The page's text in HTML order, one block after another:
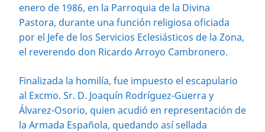
enero de 1986, en la Parroquia de la Divina
Pastora, durante una función religiosa oficiada
por el Jefe de los Servicios Eclesiásticos de la Zona,
el reverendo don Ricardo Arroyo Cambronero.
Finalizada la homilía, fue impuesto el escapulario
al Excmo. Sr. D. Joaquín Rodríguez-Guerra y
Álvarez-Osorio, quien acudió en representación de
la Armada Española, quedando así sellada